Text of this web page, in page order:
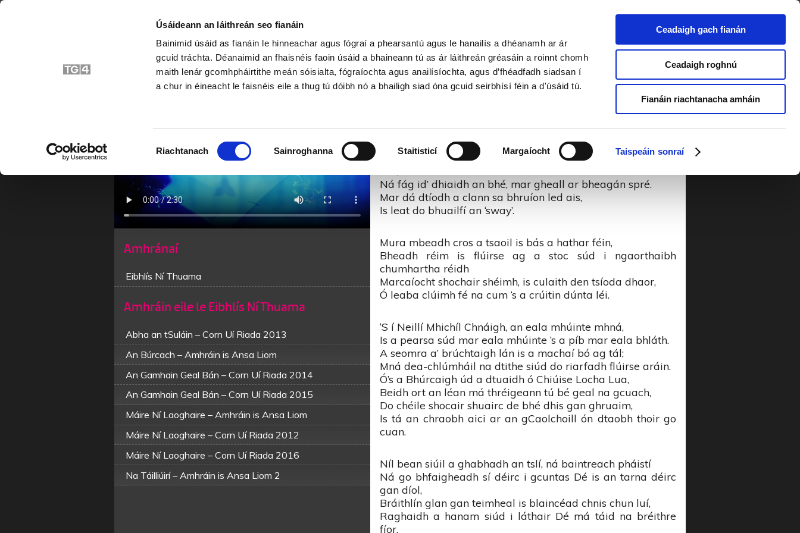
Úsáideann an láithreán seo fianáin
Bainimid úsáid as fianáin le hinneachar agus fógraí a phearsantú agus le hanailís a dhéanamh ar ár
gcuid tráchta. Déanaimid an fhaisnéis faoin úsáid a bhaineann tú as ár láithreán gréasáin a roinnt chomh
maith lenár gcomhpháirtithe meán sóisialta, fógraíochta agus anailísíochta, agus d’fhéadfadh siadsan í
a chur in éineacht le faisnéis eile a thug tú dóibh nó a bhailigh siad óna gcuid seirbhísí féin a d'úsáid tú.
Riachtanach Sainroghanna Staitisticí Margaíocht Taispeáin sonraí
Ceadaigh gach fianán
Ceadaigh roghnú
Fianáin riachtanacha amháin
An Búrcach – Amhráin is Ansa Liom
Amhránaí
Eibhlís Ní Thuama
A Bhúrcaigh bhuí on gCéim, mar a dtéann an fia chun strae,
Ó fill thar n-ais is beir leat bean do dhéanfadh beart dod
Ná fág id’ dhiaidh an bhé, mar gheall ar bheagán spré.
Mar dá dtíodh a clann sa bhruíon led ais,
Is leat do bhuailfí an ‘sway’.
Mura mbeadh cros a tsaoil is bás a hathar féin,
Bheadh réim is flúirse ag a stoc súd i ngaorthaibh
chumhartha réidh
Marcaíocht shochair shéimh, is culaith den tsíoda dhaor,
Ó leaba clúimh fé na cum ‘s a crúitin dúnta léi.
‘S í Neillí Mhichíl Chnáigh, an eala mhúinte mhná,
Is a pearsa súd mar eala mhúinte ‘s a píb mar eala bhláth.
A seomra a’ brúchtaigh lán is a machaí bó ag tál;
Mná dea-chlúmháil na dtithe siúd do riarfadh flúirse aráin.
Ó’s a Bhúrcaigh úd a dtuaidh ó Chiúise Locha Lua,
Beidh ort an léan má thréigeann tú bé geal na gcuach,
Do chéile shocair shuairc de bhé dhis gan ghruaim,
Is tá an chraobh aici ar an gCaolchoill ón dtaobh thoir go
cuan.
Níl bean siúil a ghabhadh an tslí, ná baintreach pháistí
Ná go bhfaigheadh sí déirc i gcuntas Dé is an tarna déirc
gan díol,
Bráithlín glan gan teimheal is blaincéad chnis chun luí,
Raghaidh a hanam siúd i láthair Dé má táid na bréithre
fíor.
Amhráin eile le Eibhlís Ní Thuama
Abha an tSuláin – Corn Uí Riada 2013
An Búrcach – Amhráin is Ansa Liom
An Gamhain Geal Bán – Corn Uí Riada 2014
An Gamhain Geal Bán – Corn Uí Riada 2015
Máire Ní Laoghaire – Amhráin is Ansa Liom
Máire Ní Laoghaire – Corn Uí Riada 2012
Máire Ní Laoghaire – Corn Uí Riada 2016
Na Táilliúirí – Amhráin is Ansa Liom 2